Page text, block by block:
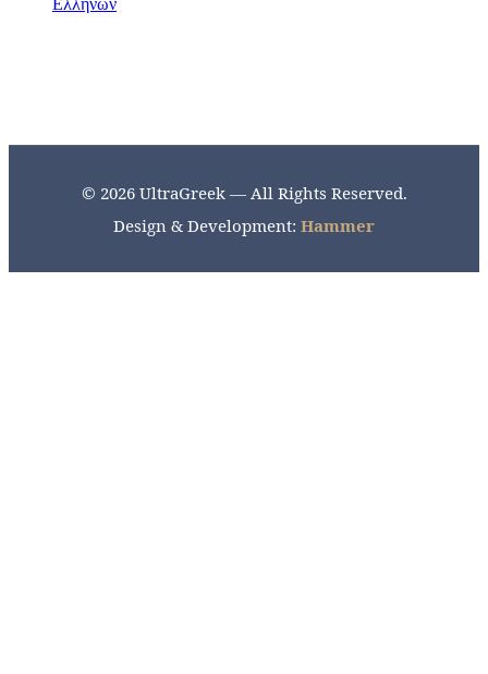
© 2026 UltraGreek — All Rights Reserved.
Design & Development: Hammer